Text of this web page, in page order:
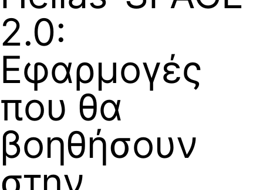
2.0:
Εφαρμογές
που θα
βοηθήσουν